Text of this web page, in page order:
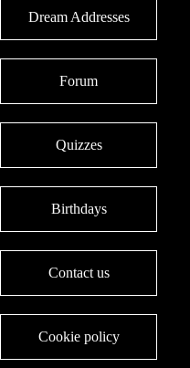
Dream Addresses
Forum
Quizzes
Birthdays
Contact us
Cookie policy